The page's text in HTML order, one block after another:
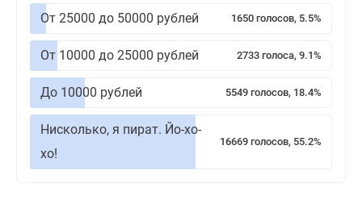
От 25000 до 50000 рублей 1650 голосов, 5.5%
От 10000 до 25000 рублей 2733 голоса, 9.1%
До 10000 рублей 5549 голосов, 18.4%
Нисколько, я пират. Йо-хо-
хо!
16669 голосов, 55.2%